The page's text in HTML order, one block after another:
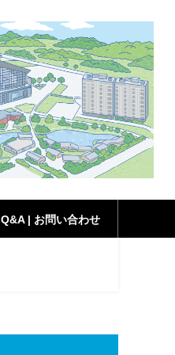
Q&A | お問い合わせ